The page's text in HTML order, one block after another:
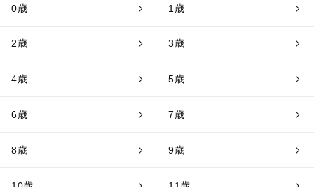
0歳 1歳
2歳 3歳
4歳 5歳
6歳 7歳
8歳 9歳